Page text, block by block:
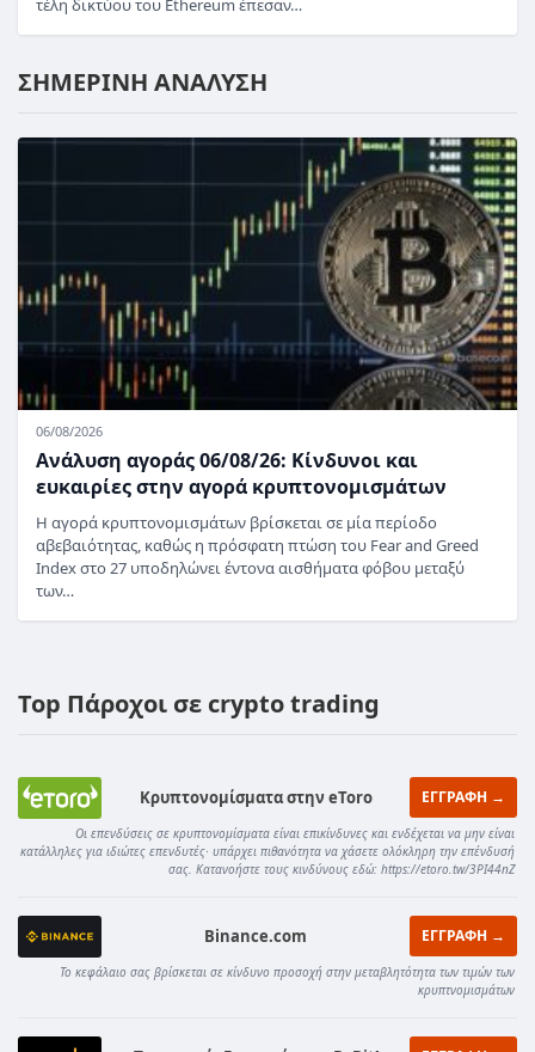
τέλη δικτύου του Ethereum έπεσαν…
ΣΗΜΕΡΙΝΗ ΑΝΑΛΥΣΗ
06/08/2026
Ανάλυση αγοράς 06/08/26: Κίνδυνοι και
ευκαιρίες στην αγορά κρυπτονομισμάτων
Η αγορά κρυπτονομισμάτων βρίσκεται σε μία περίοδο
αβεβαιότητας, καθώς η πρόσφατη πτώση του Fear and Greed
Index στο 27 υποδηλώνει έντονα αισθήματα φόβου μεταξύ
των…
Top Πάροχοι σε crypto trading
Κρυπτονομίσματα στην eToro ΕΓΓΡΑΦΗ →
Οι επενδύσεις σε κρυπτονομίσματα είναι επικίνδυνες και ενδέχεται να μην είναι
κατάλληλες για ιδιώτες επενδυτές· υπάρχει πιθανότητα να χάσετε ολόκληρη την επένδυσή
σας. Κατανοήστε τους κινδύνους εδώ: https://etoro.tw/3PI44nZ
Binance.com ΕΓΓΡΑΦΗ →
Το κεφάλαιο σας βρίσκεται σε κίνδυνο προσοχή στην μεταβλητότητα των τιμών των
κρυπτνομισμάτων